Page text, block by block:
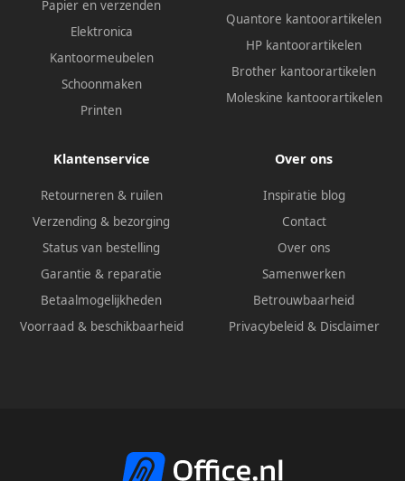
Papier en verzenden
Elektronica
Kantoormeubelen
Schoonmaken
Printen
Quantore kantoorartikelen
HP kantoorartikelen
Brother kantoorartikelen
Moleskine kantoorartikelen
Klantenservice
Retourneren & ruilen
Verzending & bezorging
Status van bestelling
Garantie & reparatie
Betaalmogelijkheden
Voorraad & beschikbaarheid
Over ons
Inspiratie blog
Contact
Over ons
Samenwerken
Betrouwbaarheid
Privacybeleid & Disclaimer